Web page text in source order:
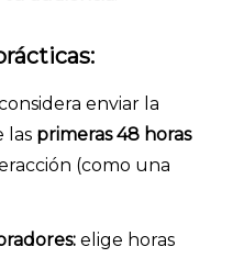
enviar la
las primeras 48 horas
(como una
elige horas